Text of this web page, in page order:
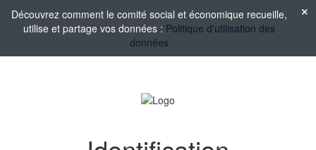
Découvrez comment le comité social et économique recueille,
utilise et partage vos données : Politique d'utilisation des
données